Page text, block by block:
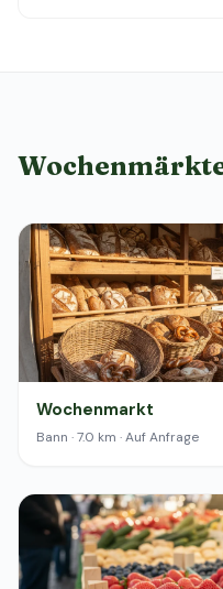
Wochenmarkt
Bann · 7.0 km · Auf Anfrage